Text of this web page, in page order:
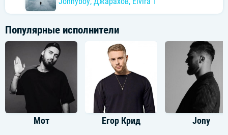
Популярные исполнители
Мот Егор Крид Jony